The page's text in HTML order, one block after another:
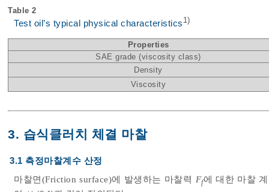
Table 2
Test oil’s typical physical characteristics 1)
Properties
SAE grade (viscosity class)
Density
Viscosity
3. 습식클러치 체결 마찰
3.1 측정마찰계수 산정
마찰면(Friction surface)에 발생하는 마찰력 Ff에 대한 마찰